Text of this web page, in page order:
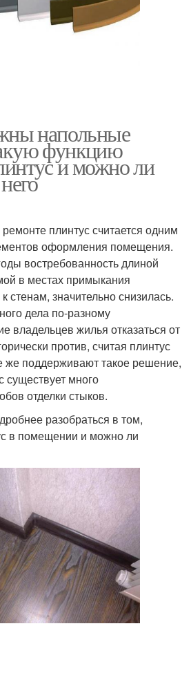
напольные
функцию
и можно ли
плинтус считается одним
оформления помещения.
востребованность длиной
в местах примыкания
стенам, значительно снизилась.
дела по-разному
владельцев жилья отказаться от
против, считая плинтус
же поддерживают такое решение,
существует много
отделки стыков.
разобраться в том,
в помещении и можно ли